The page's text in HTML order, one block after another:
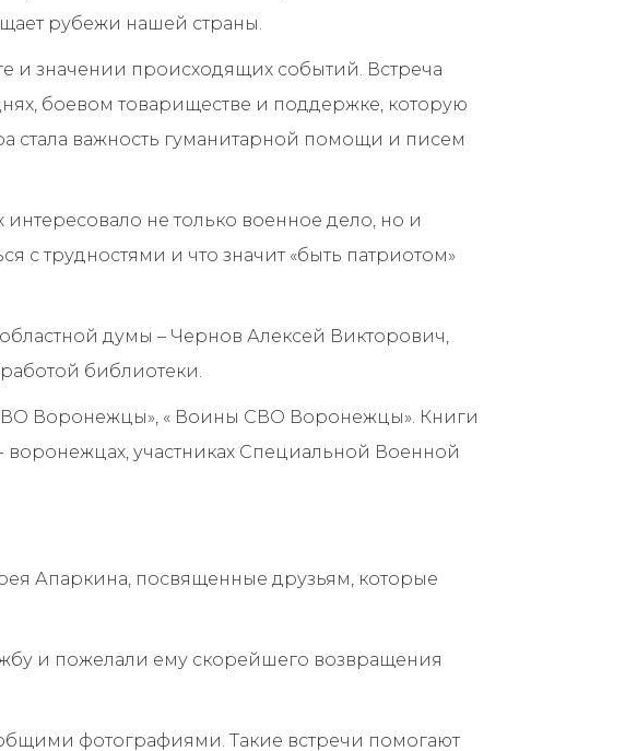
рубежи нашей страны.
и значении происходящих событий. Встреча
боевом товариществе и поддержке, которую
стала важность гуманитарной помощи и писем
не только военное дело, но и
с трудностями и что значит «быть патриотом»
думы – Чернов Алексей Викторович,
библиотеки.
Воронежцы», « Воины СВО Воронежцы». Книги
участниках Специальной Военной
Апаркина, посвященные друзьям, которые
и пожелали ему скорейшего возвращения
фотографиями. Такие встречи помогают